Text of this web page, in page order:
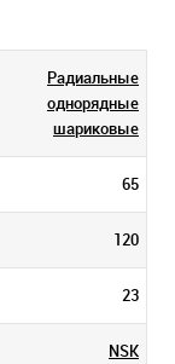
Радиальные
однорядные
шариковые
65
120
23
NSK